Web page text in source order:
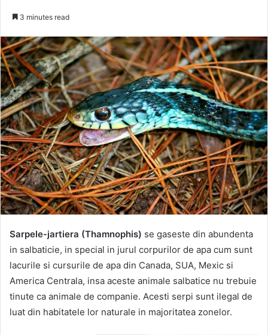
3 minutes read
Sarpele-jartiera (Thamnophis) se gaseste din abundenta
in salbaticie, in special in jurul corpurilor de apa cum sunt
lacurile si cursurile de apa din Canada, SUA, Mexic si
America Centrala, insa aceste animale salbatice nu trebuie
tinute ca animale de companie. Acesti serpi sunt ilegal de
luat din habitatele lor naturale in majoritatea zonelor.